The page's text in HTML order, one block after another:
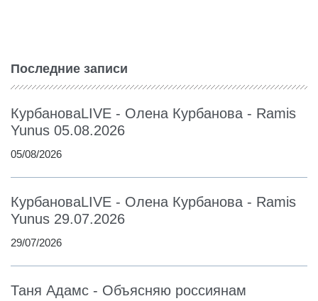
Последние записи
КурбановаLIVE - Олена Курбанова - Ramis
Yunus 05.08.2026
05/08/2026
КурбановаLIVE - Олена Курбанова - Ramis
Yunus 29.07.2026
29/07/2026
Таня Адамс - Объясняю россиянам